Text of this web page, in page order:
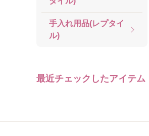
手入れ用品(レプタイ
ル)
最近チェックしたアイテム